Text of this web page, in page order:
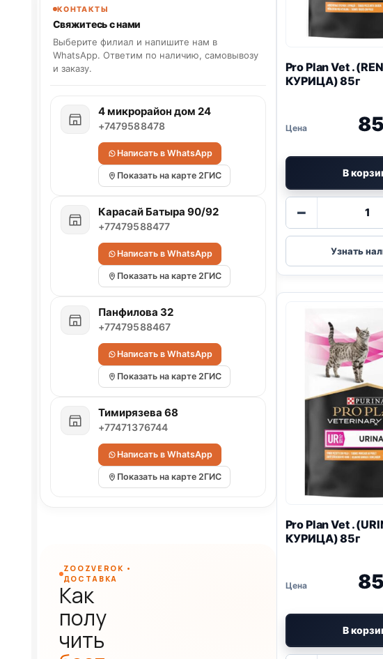
Pro PlanVet . (
КУРИЦА) 85г
В
−
Pro
.
(
Узнать
Pro PlanVet . (
КУРИЦА) 85г
В
КОНТАКТЫ
Свяжитесь с нами
Выберите филиал и напишите нам в
WhatsApp. Ответим по наличию, самовывозу
и заказу.
4 микрорайон дом 24
+7479588478
Написать в WhatsApp
Показать на карте 2ГИС
Карасай Батыра 90/92
+77479588477
Написать в WhatsApp
Показать на карте 2ГИС
Панфилова 32
+77479588467
Написать в WhatsApp
Показать на карте 2ГИС
Тимирязева 68
+77471376744
Написать в WhatsApp
Показать на карте 2ГИС
ZOOZVEROK •
ДОСТАВКА
Как
полу
чить